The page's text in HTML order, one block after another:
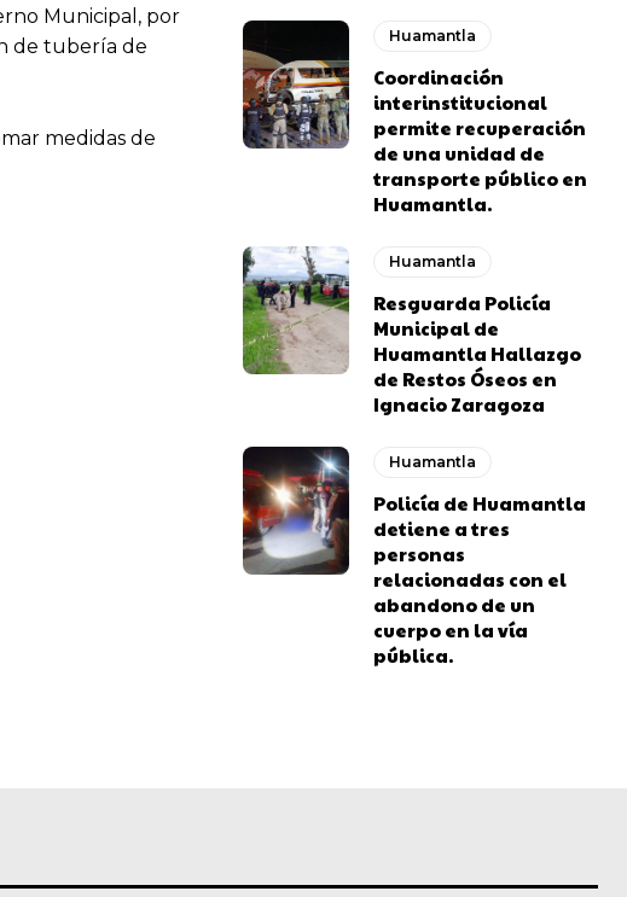
Municipal, por
de tubería de
medidas de
Huamantla
Coordinación
interinstitucional
permite recuperación
de una unidad de
transporte público en
Huamantla.
Huamantla
Resguarda Policía
Municipal de
Huamantla Hallazgo
de Restos Óseos en
Ignacio Zaragoza
Huamantla
Policía de Huamantla
detiene a tres
personas
relacionadas con el
abandono de un
cuerpo en la vía
pública.